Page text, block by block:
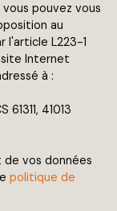
pouvez vous
au
l'article L223-1
site Internet
à :
41013
de vos données
politique de